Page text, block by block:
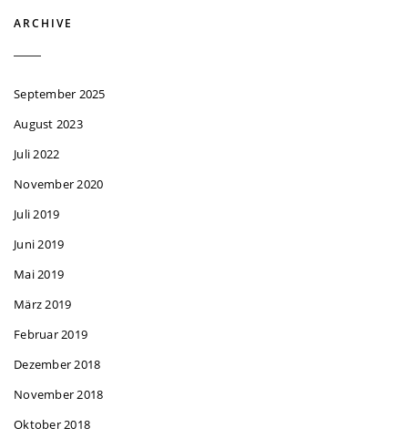
ARCHIVE
September 2025
August 2023
Juli 2022
November 2020
Juli 2019
Juni 2019
Mai 2019
März 2019
Februar 2019
Dezember 2018
November 2018
Oktober 2018